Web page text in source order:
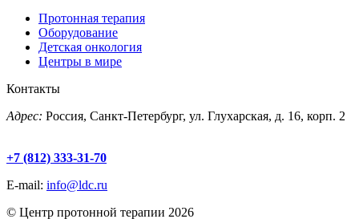
Протонная терапия
Оборудование
Детская онкология
Центры в мире
Контакты
Адрес: Россия, Санкт-Петербург, ул. Глухарская, д. 16, корп. 2
+7 (812) 333-31-70
E-mail: info@ldc.ru
© Центр протонной терапии 2026